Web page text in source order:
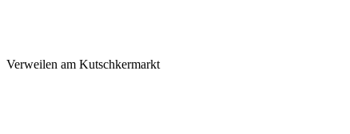
Verweilen am Kutschkermarkt